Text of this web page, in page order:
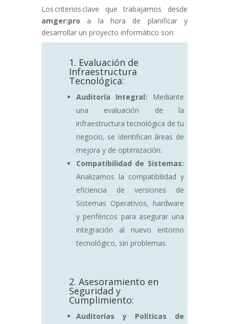
Los criterios clave que trabajamos desde
amger:pro a la hora de planificar y
desarrollar un proyecto informático son:
1. Evaluación de
Infraestructura
Tecnológica:
Auditoría Integral: Mediante
una evaluación de la
infraestructura tecnológica de tu
negocio, se identifican áreas de
mejora y de optimización.
Compatibilidad de Sistemas:
Analizamos la compatibilidad y
eficiencia de versiones de
Sistemas Operativos, hardware
y periféricos para asegurar una
integración al nuevo entorno
tecnológico, sin problemas.
2. Asesoramiento en
Seguridad y
Cumplimiento:
Auditorías y Políticas de